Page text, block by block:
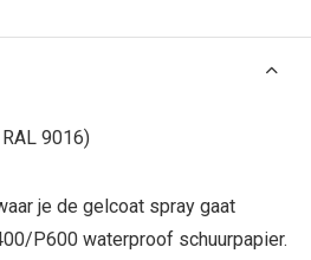
9016)
je de gelcoat spray gaat
P600 waterproof schuurpapier.